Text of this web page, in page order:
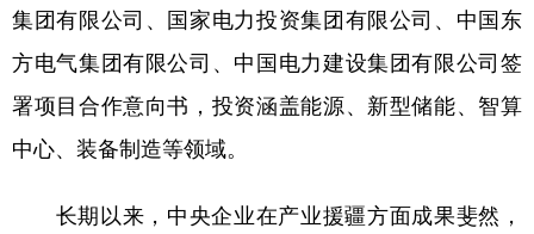
新疆 内蒙古 黑龙江
多语种频道
集团有限公司、国家电力投资集团有限公司、中国东
方电气集团有限公司、中国电力建设集团有限公司签
署项目合作意向书，投资涵盖能源、新型储能、智算
中心、装备制造等领域。
长期以来，中央企业在产业援疆方面成果斐然，